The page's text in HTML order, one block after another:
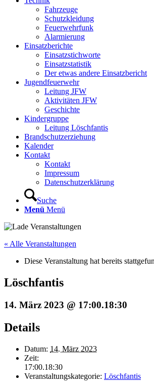
Fahrzeuge
Schutzkleidung
Feuerwehrfunk
Alarmierung
Einsatzberichte
Einsatzstichworte
Einsatzstatistik
Der etwas andere Einsatzbericht
Jugendfeuerwehr
Leitung JFW
Aktivitäten JFW
Geschichte
Kindergruppe
Leitung Löschfantis
Brandschutzerziehung
Kalender
Kontakt
Kontakt
Impressum
Datenschutzerklärung
Suche
Menü Menü
« Alle Veranstaltungen
Diese Veranstaltung hat bereits
Löschfantis
14. März 2023 @ 17:00.18:30
Details
Datum: 14. März 2023
Zeit:
17:00.18:30
Veranstaltungskategorie: Löschfantis